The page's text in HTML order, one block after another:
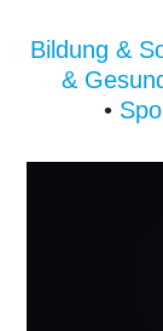
Bildung &
&
•